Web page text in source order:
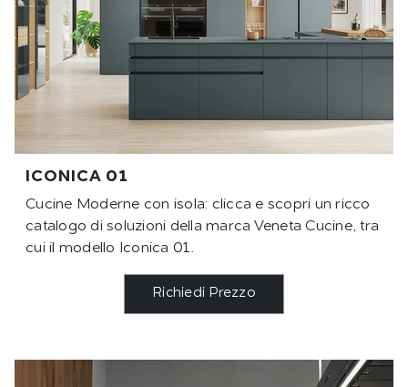
ICONICA 01
Cucine Moderne con isola: clicca e scopri un ricco
catalogo di soluzioni della marca Veneta Cucine, tra
cui il modello Iconica 01.
Richiedi Prezzo